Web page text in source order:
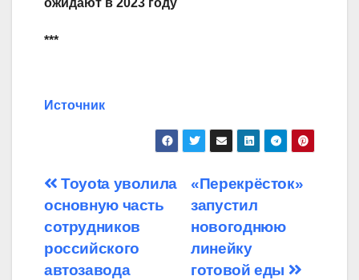
ожидают в 2023 году
***
Источник
Навигация
по
записям
«Перекрёсток»
запустил
новогоднюю
линейку
готовой еды
Toyota уволила
основную часть
сотрудников
российского
автозавода